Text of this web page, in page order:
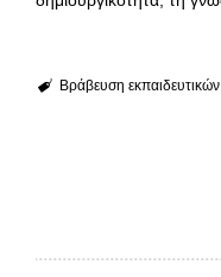
Βράβευση